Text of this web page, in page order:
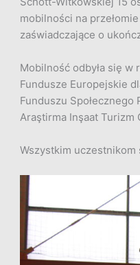
mobilności na
zaświadczające o
Mobilność odbyła się w
Fundusze Europejskie
Funduszu
Araştirma Inşaat Turizm
Wszystkim